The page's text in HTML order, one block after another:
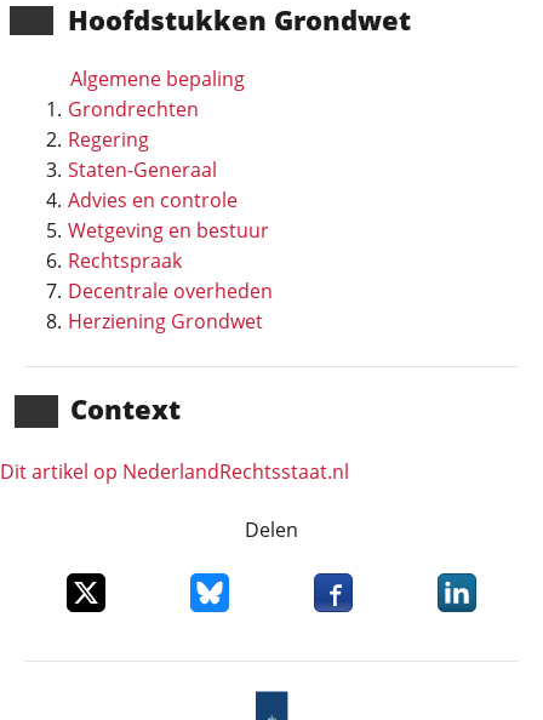
Hoofd­stukken Grondwet
Algemene bepaling
Grondrechten
Regering
Staten-Generaal
Advies en controle
Wetgeving en bestuur
Rechtspraak
Decentrale overheden
Herziening Grondwet
Context
Dit artikel op NederlandRechts­staat.nl
Delen
Deel dit item op XDeel dit item op Bluesky
Deel dit item opDeel dit